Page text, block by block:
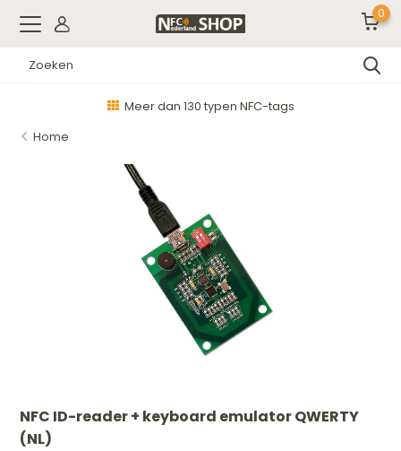
0
Meer dan 130 typen NFC-tags
Home
NFC ID-reader + keyboard emulator QWERTY
(NL)